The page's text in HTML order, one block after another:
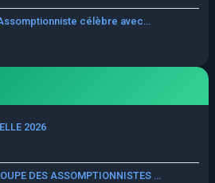
célèbre avec...
2026
DES ASSOMPTIONNISTES ...